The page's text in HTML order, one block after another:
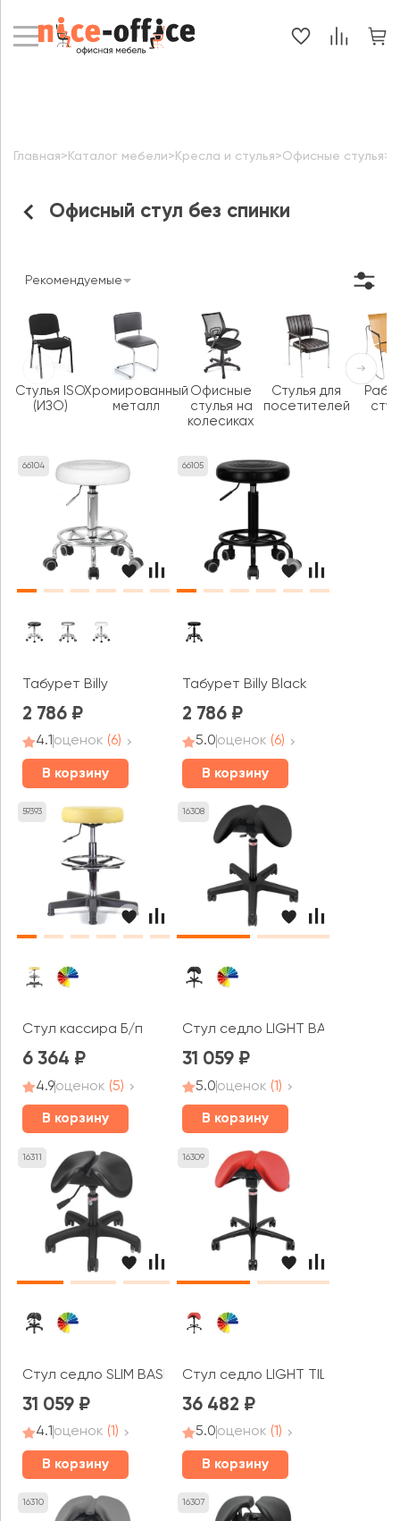
Офисный стул без спинки
Главная> Каталог мебели> Кресла и стулья>Офисные стулья>
Рекомендуемые
66104
Табурет Billy
2 786
4.1 оценок (6)
В корзину
66105
Табурет Billy Black
2 786
5.0оценок (6)
В корзину
59393
Стул кассира Б/п
6 364
4.9оценок (5)
В корзину
16308
Стул седло LIGHT BASIC
31 059
5.0оценок (1)
В корзину
16311
Стул седло SLIM BASIC
31 059
4.1оценок (1)
В корзину
16309
Стул седло LIGHT TILT
36 482
5.0оценок (1)
В корзину
16310 16307
Стулья ISO
(ИЗО)
Хромированный
металл
Офисные
стулья на
колесиках
Стулья для
посетителей